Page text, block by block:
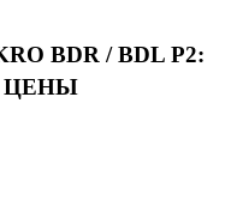
BDR / BDL P2:
ЦЕНЫ